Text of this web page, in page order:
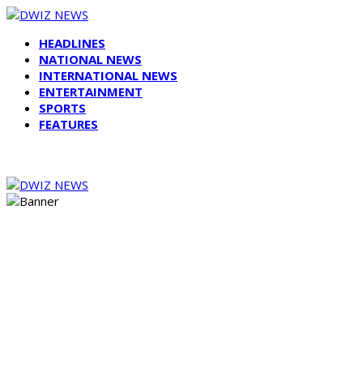
HEADLINES
NATIONAL NEWS
INTERNATIONAL NEWS
ENTERTAINMENT
SPORTS
FEATURES